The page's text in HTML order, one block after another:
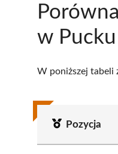
w Pucku
W poniższej tabeli
Pozycja